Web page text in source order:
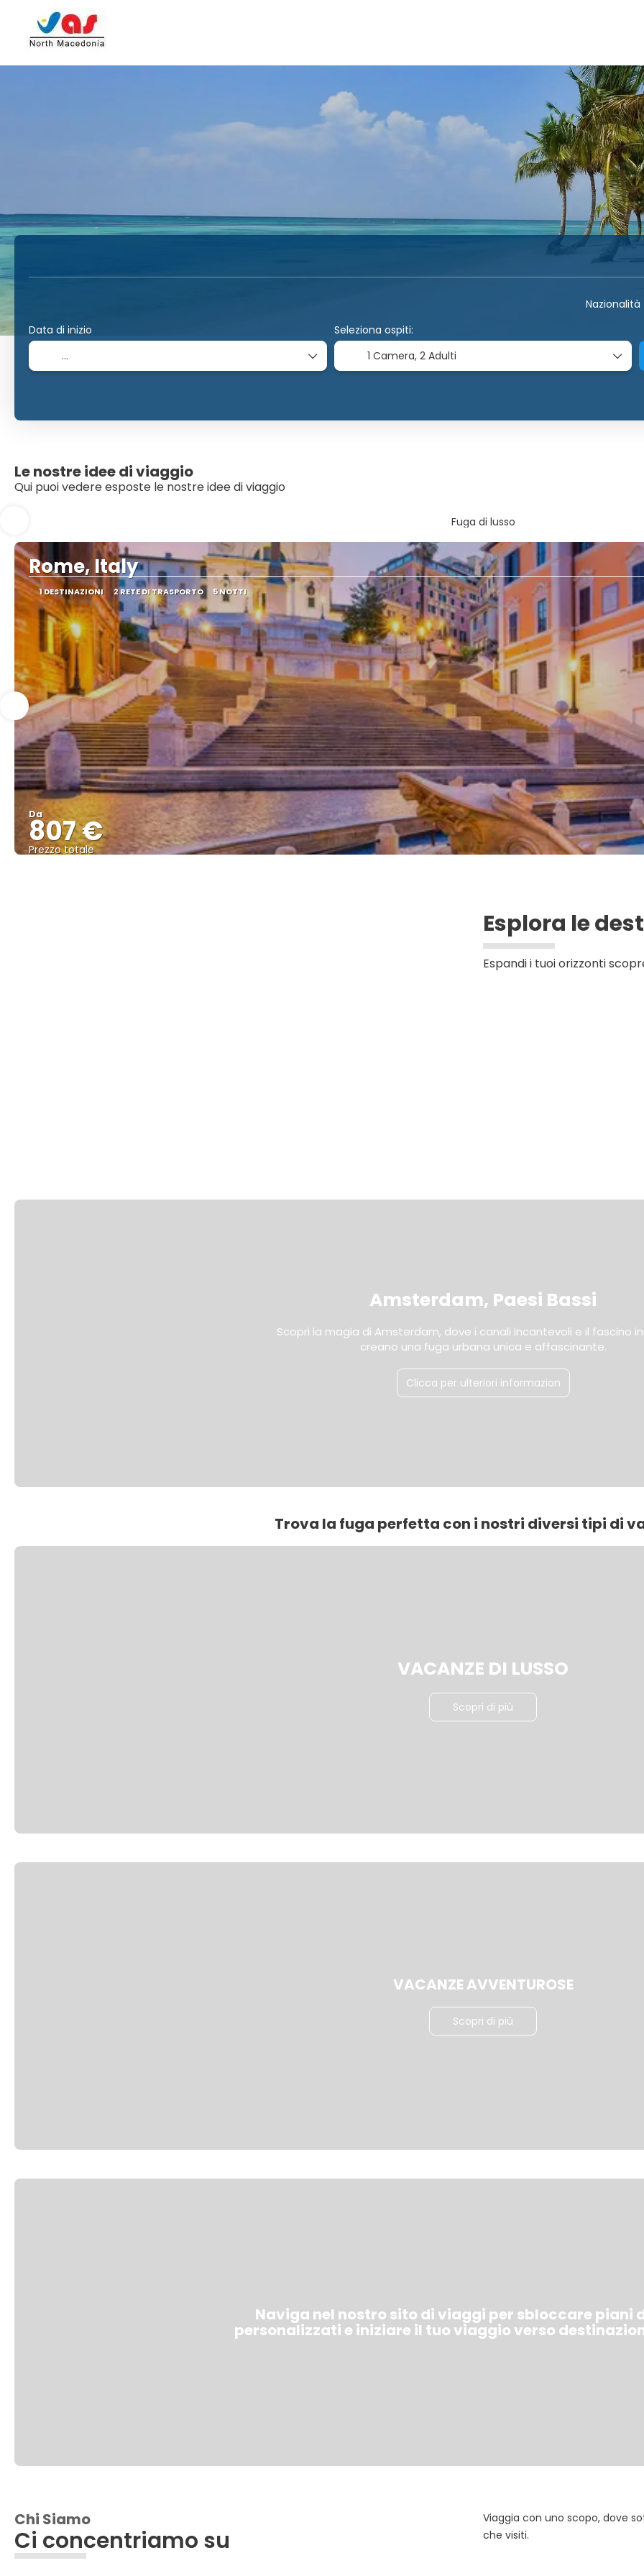
Trasporto
Nazionalità
Data di inizio
Seleziona ospiti:
1 Camera, 2 Adulti
Le nostre idee di viaggio
Qui puoi vedere esposte le nostre idee di viaggio
Fuga di lusso
Rome, Italy
1 DESTINAZIONI 2 RETE DI TRASPORTO 5 NOTTI
Da
807 €
Prezzo totale
Esplora le
Espandi i tuoi orizzonti
Amsterdam, Paesi Bassi
Scopri la magia di Amsterdam, dove i canali incantevoli e il fascino
creano una fuga urbana unica e affascinante.
Clicca per ulteriori informazion
Trova la fuga perfetta con i nostri diversi tipi di
VACANZE DI LUSSO
Scopri di più
VACANZE AVVENTUROSE
Scopri di più
Naviga nel nostro sito di viaggi per sbloccare piani
personalizzati e iniziare il tuo viaggio verso
Chi Siamo
Ci concentriamo su
Viaggia con uno scopo, dove
che visiti.